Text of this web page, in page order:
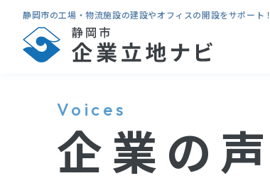
静岡市の工場・物流施設の建設やオフィスの開設をサポート！
Voices
企業の声